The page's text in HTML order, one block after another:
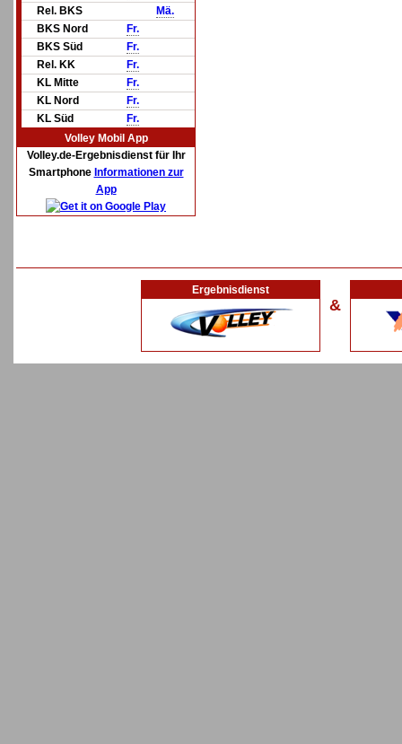
Rel. BKS
Mä.
BKS Nord
Fr.
BKS Süd
Fr.
Rel. KK
Fr.
KL Mitte
Fr.
KL Nord
Fr.
KL Süd
Fr.
Volley Mobil App
Volley.de-Ergebnisdienst für Ihr
Smartphone Informationen zur
App
Ergebnisdienst
&